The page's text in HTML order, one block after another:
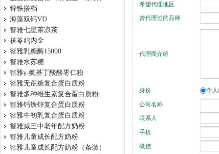
锌铁搭档
海藻双钙VD
智雅七星茶凉茶
茯苓鸡内金
智雅乳糖酶15000
智雅水苏糖
智雅γ-氨基丁酸酸枣仁粉
智雅无蔗糖复合蛋白质粉
智雅多种维生素复合蛋白质粉
智雅钙铁锌复合蛋白质粉
智雅牛初乳复合蛋白质粉
智雅减三中老年配方奶粉
智雅儿童成长配方奶粉
智雅儿童成长配方奶粉（条装）